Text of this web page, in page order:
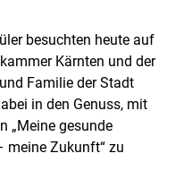
besuchten heute auf
Kärnten und der
Familie der Stadt
in den Genuss, mit
„Meine gesunde
meine Zukunft“ zu